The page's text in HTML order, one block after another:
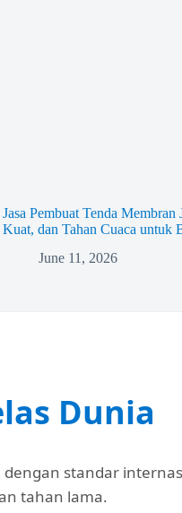
Jasa Pembuat Tenda
Kuat, dan Tahan Cuaca untuk
June 11, 2026
Dunia
standar
tahan lama.